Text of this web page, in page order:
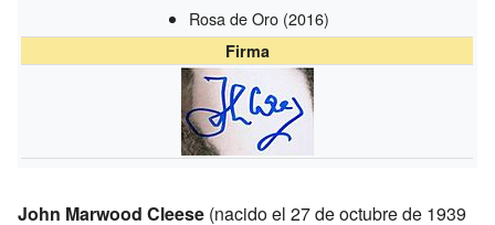
Rosa de Oro (2016)
Firma
John Marwood Cleese (nacido el 27 de octubre de 1939